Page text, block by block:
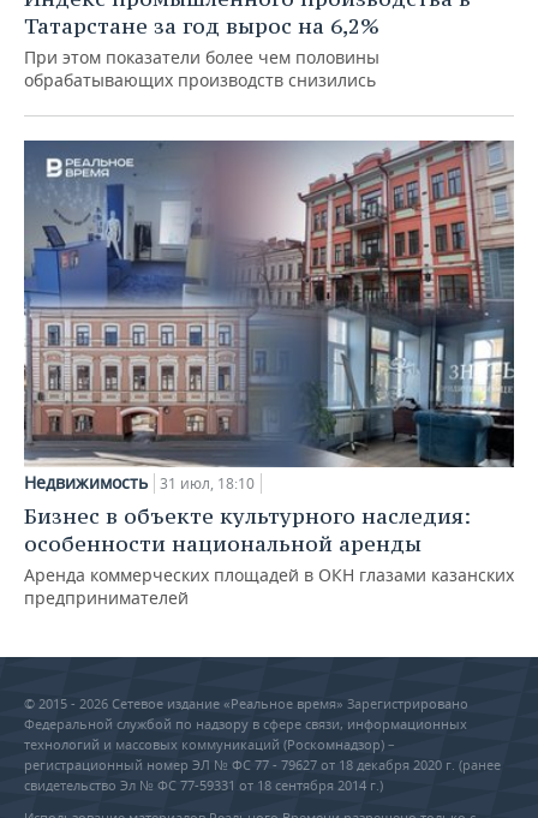
Татарстане за год вырос на 6,2%
При этом показатели более чем половины
обрабатывающих производств снизились
Недвижимость 31 июл, 18:10
Бизнес в объекте культурного наследия:
особенности национальной аренды
Аренда коммерческих площадей в ОКН глазами казанских
предпринимателей
© 2015 - 2026 Сетевое издание «Реальное время» Зарегистрировано
Федеральной службой по надзору в сфере связи, информационных
технологий и массовых коммуникаций (Роскомнадзор) –
регистрационный номер ЭЛ № ФС 77 - 79627 от 18 декабря 2020 г. (ранее
свидетельство Эл № ФС 77-59331 от 18 сентября 2014 г.)